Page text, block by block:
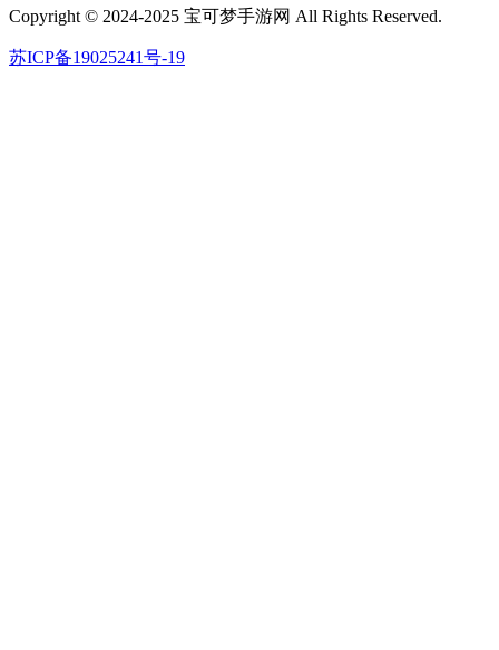
Copyright © 2024-2025 宝可梦手游网 All Rights Reserved.
苏ICP备19025241号-19